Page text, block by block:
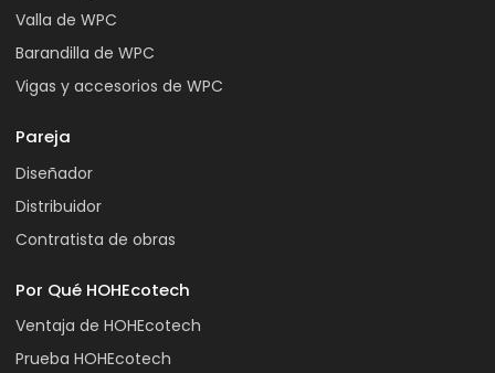
Valla de WPC
Barandilla de WPC
Vigas y accesorios de WPC
Pareja
Diseñador
Distribuidor
Contratista de obras
Por Qué HOHEcotech
Ventaja de HOHEcotech
Prueba HOHEcotech